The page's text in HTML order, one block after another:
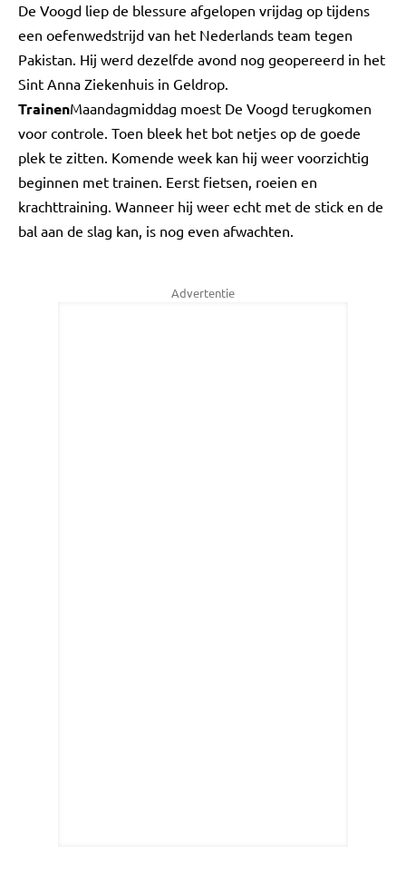
De Voogd liep de blessure afgelopen vrijdag op tijdens
een oefenwedstrijd van het Nederlands team tegen
Pakistan. Hij werd dezelfde avond nog geopereerd in het
Sint Anna Ziekenhuis in Geldrop.
TrainenMaandagmiddag moest De Voogd terugkomen
voor controle. Toen bleek het bot netjes op de goede
plek te zitten. Komende week kan hij weer voorzichtig
beginnen met trainen. Eerst fietsen, roeien en
krachttraining. Wanneer hij weer echt met de stick en de
bal aan de slag kan, is nog even afwachten.
Advertentie